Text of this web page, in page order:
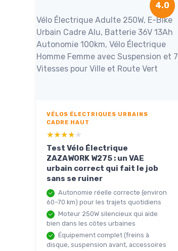
Vélo Électrique Adulte 250W, E-Bike
Urbain Cadre Alu, Batterie 36V 13Ah
Autonomie 100km, Vélo Électrique
Homme Femme avec Suspension et 7
Vitesses pour Ville et Route Vert
4.0
VÉLOS ÉLECTRIQUES URBAINS
CADRE HAUT
★★★★★
★★★★★
Test Vélo Électrique
ZAZAWORK W275 : un VAE
urbain correct qui fait le job
sans se ruiner
Autonomie réelle correcte (environ
60–70 km) pour les trajets quotidiens
Moteur 250W silencieux qui aide
bien dans les côtes urbaines
Équipement complet (freins à
disque, suspension avant, accessoires